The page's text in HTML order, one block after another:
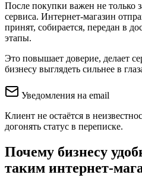
После покупки важен не только
сервиса. Интернет-магазин
принят, собирается, передан в
этапы.
Это повышает доверие, делает
бизнесу выглядеть сильнее в
Уведомления на email
Клиент не остаётся в
догонять статус в переписке.
Почему бизнесу
таким интернет-